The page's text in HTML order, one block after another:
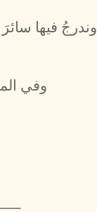
وندرجُ
وفي